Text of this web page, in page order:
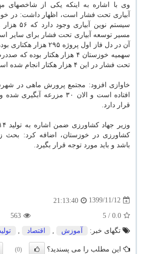
وی با اشاره به اینکه یکی از شاخصهای
سیستم نوین
آن در دل فاز اول پروژه
سهمیه خوزستان ۴ هزار هکتار
تحت فشار در این ۴ هزار هکتار انجام شده است.
خاوازی افزود: مجتمع پرورش ماهی در
قرار دارد.
وزیر جهاد کشاورزی ضمن اشاره به تولید ۱۴ میلیون تن
کشاورزی در خوزستان، اضافه کرد: بحث
باشد و باید مورد توجه قرار بگیرد.
1399/11/12
21:13:40
0.0
/ 5
563
تگهای خبر:
آموزش , اقتصاد ,
این مطلب را می پسندید؟ (0)